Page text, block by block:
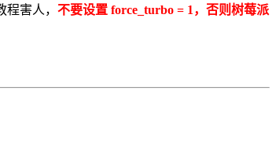
害人， 不要设置 force_turbo = 1，否则树莓派